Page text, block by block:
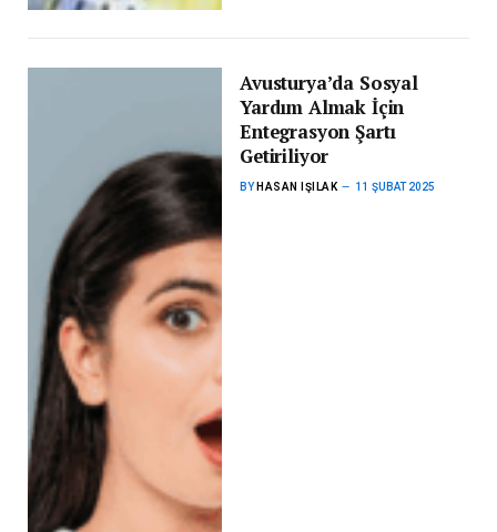
Avusturya’da Sosyal
Yardım Almak İçin
Entegrasyon Şartı
Getiriliyor
BY HASAN IŞILAK 11 ŞUBAT 2025